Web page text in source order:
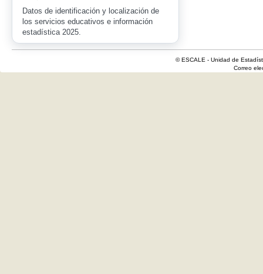
Datos de identificación y localización de
los servicios educativos e información
estadística 2025.
© ESCALE - Unidad de
Correo